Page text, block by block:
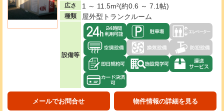
広さ 1 ～ 11.5m²(約0.6 ～ 7.1帖)
種類 屋外型トランクルーム
設備等
メールでお問合せ 物件情報の詳細を見る